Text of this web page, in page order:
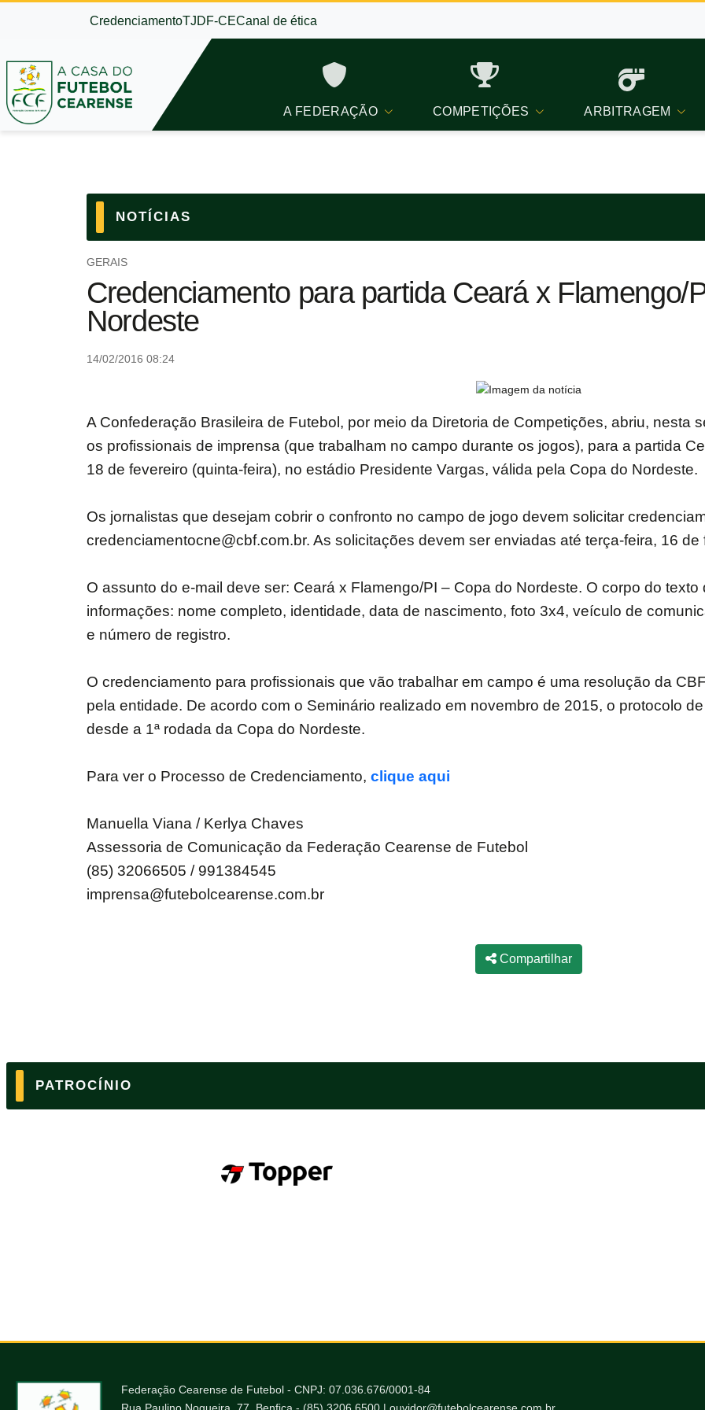
CredenciamentoTJDF-CECanal de ética
A FEDERAÇÃO COMPETIÇÕES ARBITRAGEM
NOTÍCIAS
GERAIS
Credenciamento para partida Ceará x Flamengo/
Nordeste
14/02/2016 08:24
A Confederação Brasileira de Futebol, por meio da Diretoria de Competições, abriu, nesta
os profissionais de imprensa (que trabalham no campo durante os jogos), para a partida
18 de fevereiro (quinta-feira), no estádio Presidente Vargas, válida pela Copa do Nordeste.
Os jornalistas que desejam cobrir o confronto no campo de jogo devem solicitar
credenciamentocne@cbf.com.br. As solicitações devem ser enviadas até terça-feira, 16 de
O assunto do e-mail deve ser: Ceará x Flamengo/PI – Copa do Nordeste. O corpo do
informações: nome completo, identidade, data de nascimento, foto 3x4, veículo de
e número de registro.
O credenciamento para profissionais que vão trabalhar em campo é uma resolução da
pela entidade. De acordo com o Seminário realizado em novembro de 2015, o protocolo
desde a 1ª rodada da Copa do Nordeste.
Para ver o Processo de Credenciamento, clique aqui
Manuella Viana / Kerlya Chaves
Assessoria de Comunicação da Federação Cearense de Futebol
(85) 32066505 / 991384545
imprensa@futebolcearense.com.br
Compartilhar
PATROCÍNIO
Federação Cearense de Futebol - CNPJ: 07.036.676/0001-84